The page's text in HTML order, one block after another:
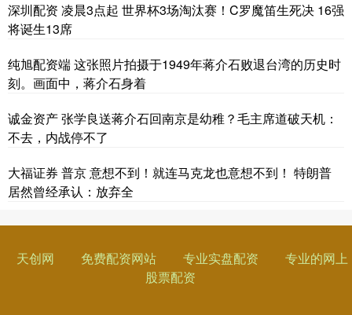
深圳配资 凌晨3点起 世界杯3场淘汰赛！C罗魔笛生死决 16强
将诞生13席
纯旭配资端 这张照片拍摄于1949年蒋介石败退台湾的历史时
刻。画面中，蒋介石身着
诚金资产 张学良送蒋介石回南京是幼稚？毛主席道破天机：
不去，内战停不了
大福证券 普京 意想不到！就连马克龙也意想不到！ 特朗普
居然曾经承认：放弃全
天创网 免费配资网站 专业实盘配资
专业的网上
股票配资